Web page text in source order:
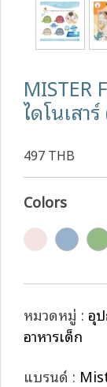
MISTER
ไดโนเสา
497 THB
Colors
หมวดหมู่ : อุ
อาหารเด็ก
แบรนด์ :